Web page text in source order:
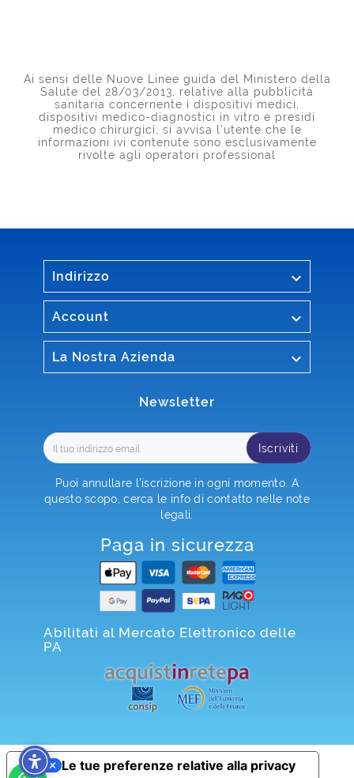
Ai sensi delle Nuove Linee guida del Ministero della
Salute del 28/03/2013, relative alla pubblicità
sanitaria concernente i dispositivi medici,
dispositivi medico-diagnostici in vitro e presidi
medico chirurgici, si avvisa l'utente che le
informazioni ivi contenute sono esclusivamente
rivolte agli operatori professional
Indirizzo 
Account 
La Nostra Azienda 
Newsletter
Iscriviti
Puoi annullare l'iscrizione in ogni momento. A
questo scopo, cerca le info di contatto nelle note
legali.
Paga in sicurezza
Abilitati al Mercato Elettronico delle
PA
Le tue preferenze relative alla privacy